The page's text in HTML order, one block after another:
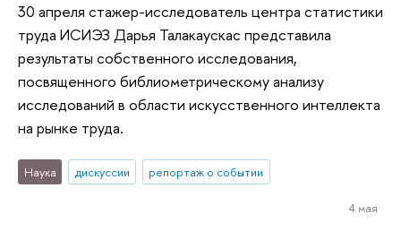
30 апреля стажер-исследователь центра статистики
труда ИСИЭЗ Дарья Талакаускас представила
результаты собственного исследования,
посвященного библиометрическому анализу
исследований в области искусственного интеллекта
на рынке труда.
Наука дискуссии репортаж о событии
4 мая